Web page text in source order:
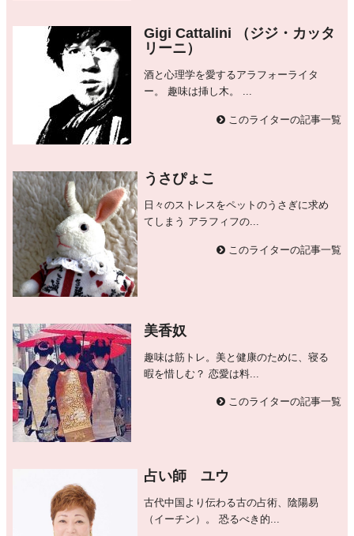
Gigi Cattalini （ジジ・カッタ
リーニ）
酒と心理学を愛するアラフォーライタ
ー。 趣味は挿し木。 ...
このライターの記事一覧
うさぴょこ
日々のストレスをペットのうさぎに求め
てしまう アラフィフの...
このライターの記事一覧
美香奴
趣味は筋トレ。美と健康のために、寝る
暇を惜しむ？ 恋愛は料...
このライターの記事一覧
占い師 ユウ
古代中国より伝わる古の占術、陰陽易
（イーチン）。 恐るべき的...